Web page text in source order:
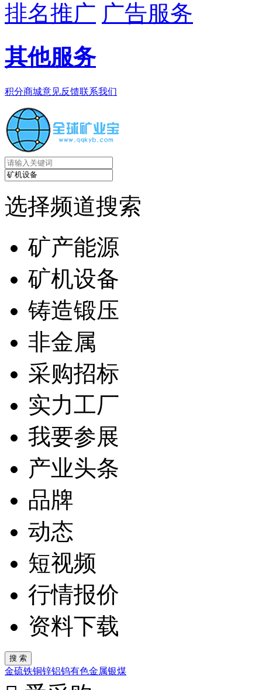
排名推广 广告服务
其他服务
积分商城意见反馈联系我们
选择频道搜索
矿产能源
矿机设备
铸造锻压
非金属
采购招标
实力工厂
我要参展
产业头条
品牌
动态
短视频
行情报价
资料下载
金硫铁铜锌铝钨有色金属银煤